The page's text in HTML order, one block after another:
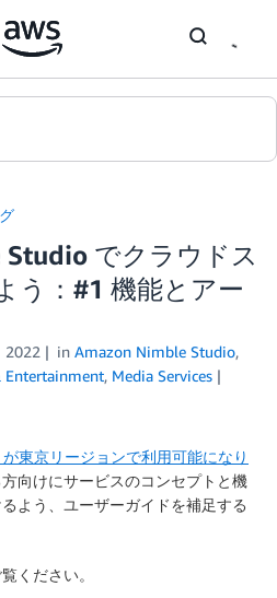
でクラウドス
う：#1 機能とアー
2022 in Amazon Nimble Studio,
Entertainment, Media Services
東京リージョンで利用可能になり
向けにサービスのコンセプトと機
よう、ユーザーガイドを補足する
ください。